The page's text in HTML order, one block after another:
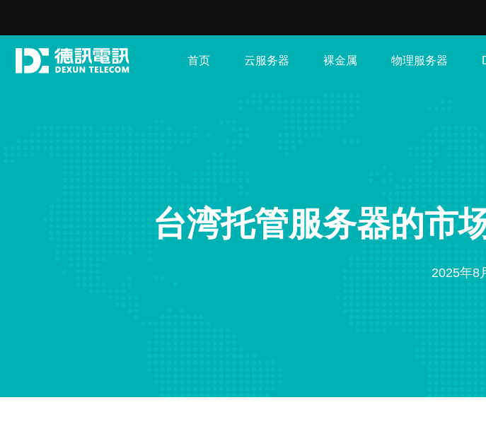
首页 云服务器 裸金属 物理服务器
台湾托管服务器的市
2025年8